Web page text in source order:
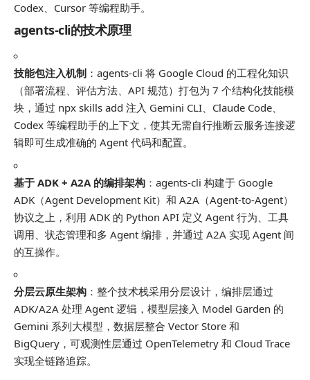
Codex、Cursor 等编程助手。
agents-cli的技术原理
技能包注入机制 ：agents-cli 将 Google Cloud 的工程化知识
（部署流程、评估方法、API 规范）打包为 7 个结构化技能模
块，通过 npx skills add 注入 Gemini CLI、Claude Code、
Codex 等编程助手的上下文，使其无需自行推断云服务连接逻
辑即可生成准确的 Agent 代码和配置。
基于 ADK + A2A 的编排架构 ：agents-cli 构建于 Google
ADK（Agent Development Kit）和 A2A（Agent-to-Agent）
协议之上，利用 ADK 的 Python API 定义 Agent 行为、工具
调用、状态管理和多 Agent 编排，并通过 A2A 实现 Agent 间
的互操作。
分层云原生架构 ：整个技术栈采用分层设计，编排层通过
ADK/A2A 处理 Agent 逻辑，模型层接入 Model Garden 的
Gemini 系列大模型，数据层整合 Vector Store 和
BigQuery，可观测性层通过 OpenTelemetry 和 Cloud Trace
实现全链路追踪。